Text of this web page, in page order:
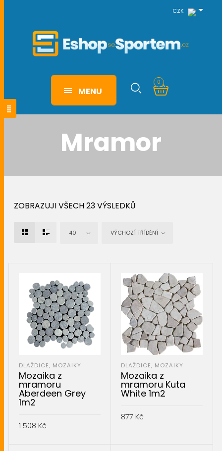
CZK
MENU
0
Mramor
ZOBRAZUJI VŠECH 23 VÝSLEDKŮ
40 VÝCHOZÍ TŘÍDĚNÍ
DLAŽDICE, MOZAIKY
Mozaika z
mramoru
Aberdeen Grey
1m2
1 508 Kč
DLAŽDICE, MOZAIKY
Mozaika z
mramoru Kuta
White 1m2
877 Kč